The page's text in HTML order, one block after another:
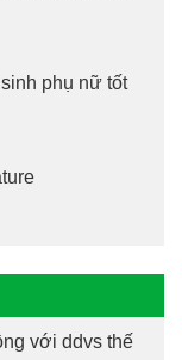
phụ nữ tốt
với ddvs thế